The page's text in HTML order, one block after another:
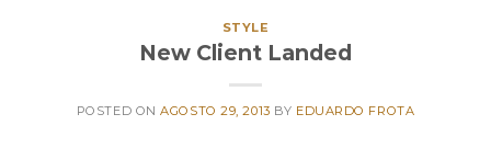
STYLE
New Client Landed
POSTED ONAGOSTO 29, 2013 BY EDUARDO FROTA